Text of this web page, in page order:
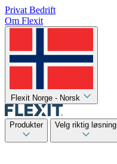
Privat Bedrift
Om Flexit
Flexit Norge - Norsk
Produkter Velg riktig løsning